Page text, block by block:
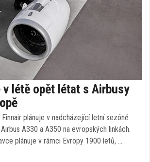
v létě opět létat s Airbusy
plánuje v nadcházející letní sezóně
A330 a A350 na evropských linkách.
plánuje v rámci Evropy 1900 letů, …